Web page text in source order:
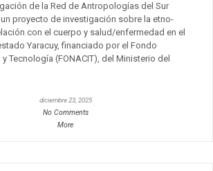
de la Red de Antropologías del Sur
proyecto de investigación sobre la etno-
con el cuerpo y salud/enfermedad en el
Yaracuy, financiado por el Fondo
Tecnología (FONACIT), del Ministerio del
diciembre 23, 2025
No Comments
More